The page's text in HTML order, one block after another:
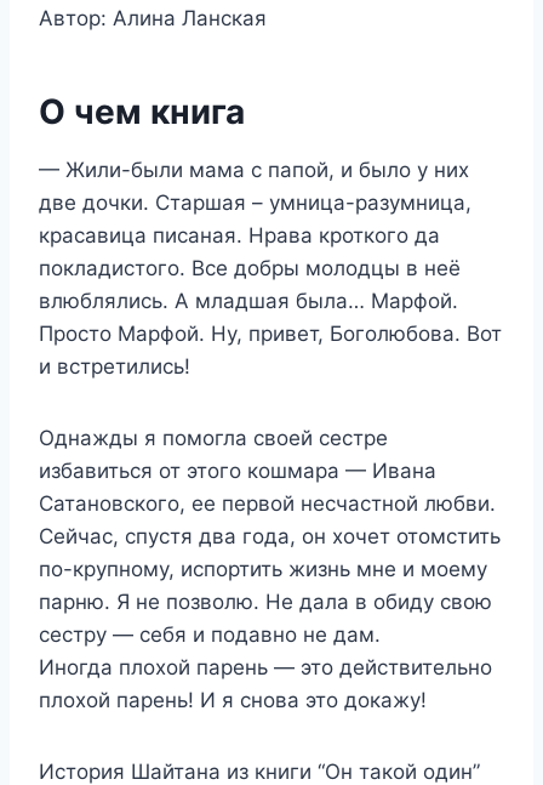
Автор: Алина Ланская
О чем книга
— Жили-были мама с папой, и было у них
две дочки. Старшая – умница-разумница,
красавица писаная. Нрава кроткого да
покладистого. Все добры молодцы в неё
влюблялись. А младшая была… Марфой.
Просто Марфой. Ну, привет, Боголюбова. Вот
и встретились!
Однажды я помогла своей сестре
избавиться от этого кошмара — Ивана
Сатановского, ее первой несчастной любви.
Сейчас, спустя два года, он хочет отомстить
по-крупному, испортить жизнь мне и моему
парню. Я не позволю. Не дала в обиду свою
сестру — себя и подавно не дам.
Иногда плохой парень — это действительно
плохой парень! И я снова это докажу!
История Шайтана из книги “Он такой один”